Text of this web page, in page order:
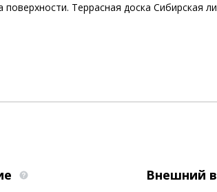
поверхности. Террасная доска Сибирская
Внешний